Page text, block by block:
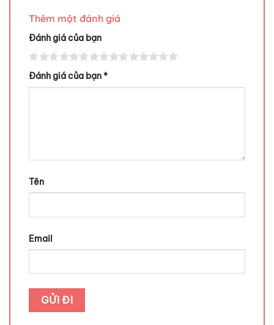
Thêm một đánh giá
Đánh giá của bạn
Đánh giá của bạn*
Tên
Email